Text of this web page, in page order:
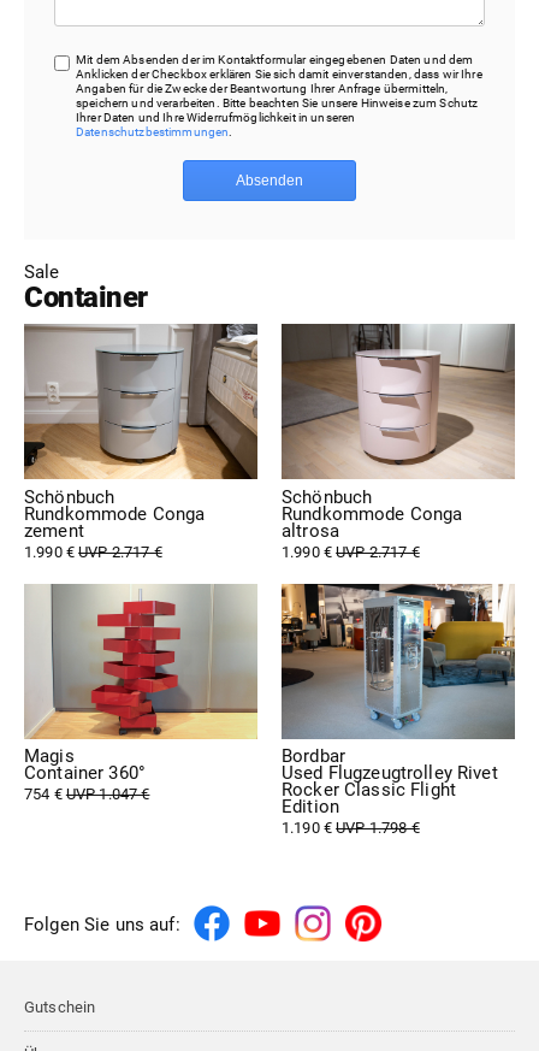
Mit dem Absenden der im Kontaktformular eingegebenen Daten und dem
Anklicken der Checkbox erklären Sie sich damit einverstanden, dass wir Ihre
Angaben für die Zwecke der Beantwortung Ihrer Anfrage übermitteln,
speichern und verarbeiten. Bitte beachten Sie unsere Hinweise zum Schutz
Ihrer Daten und Ihre Widerrufmöglichkeit in unseren
Datenschutzbestimmungen
Absenden
Sale
Container
Schönbuch
Rundkommode Conga
zement
1.990 €UVP 2.717 €
Schönbuch
Rundkommode Conga
altrosa
1.990 €UVP 2.717 €
Magis
Container 360°
754 €UVP 1.047 €
Bordbar
Used Flugzeugtrolley Rivet
Rocker Classic Flight
Edition
1.190 €UVP 1.798 €
Folgen Sie uns auf:
Gutschein